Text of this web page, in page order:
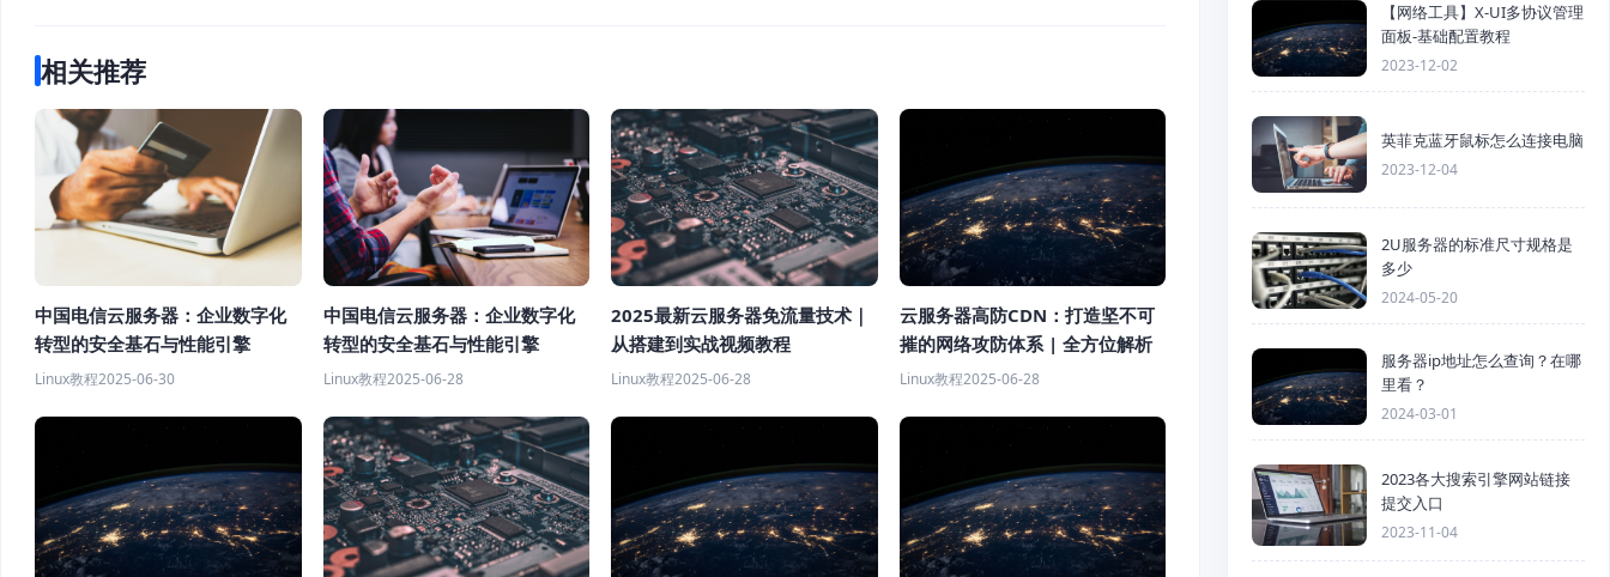
相关推荐
中国电信云服务器：企业数字化
转型的安全基石与性能引擎
Linux教程2025-06-30
中国电信云服务器：企业数字化
转型的安全基石与性能引擎
Linux教程2025-06-28
2025最新云服务器免流量技术｜
从搭建到实战视频教程
Linux教程2025-06-28
云服务器高防CDN：打造坚不可
摧的网络攻防体系 | 全方位解析
Linux教程2025-06-28
【网络工具】X-UI多协议管理
面板-基础配置教程
2023-12-02
英菲克蓝牙鼠标怎么连接电脑
2023-12-04
2U服务器的标准尺寸规格是
多少
2024-05-20
服务器ip地址怎么查询？在哪
里看？
2024-03-01
2023各大搜索引擎网站链接
提交入口
2023-11-04